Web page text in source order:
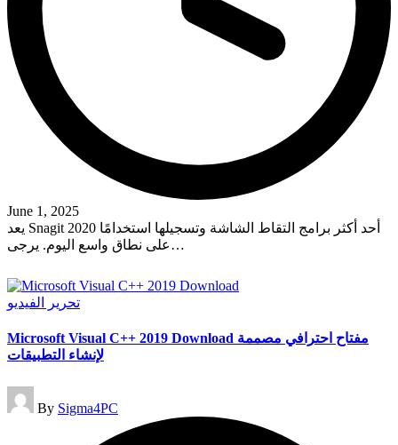
June 1, 2025
يعد Snagit 2020 أحد أكثر برامج التقاط الشاشة وتسجيلها استخدامًا
على نطاق واسع اليوم. يرجى…
Posted
تحرير الفيديو
Microsoft Visual C++ 2019 Download مفتاح احترافي مصممة
لإنشاء التطبيقات
Posted
by
By Sigma4PC